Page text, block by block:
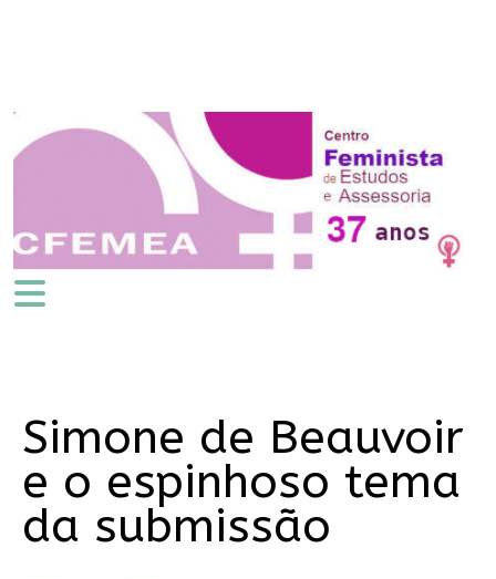
Simone de Beauvoir
e o espinhoso tema
da submissão